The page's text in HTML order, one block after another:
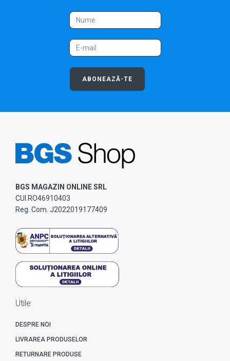
ABONEAZĂ-TE
BGS MAGAZIN ONLINE SRL
CUI RO46910403
Reg. Com. J2022019177409
Utile
DESPRE NOI
LIVRAREA PRODUSELOR
RETURNARE PRODUSE